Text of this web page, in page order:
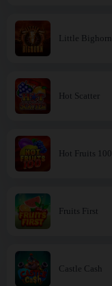
Little Bighorn
Hot Scatter
Hot Fruits 100
Fruits First
Castle Cash